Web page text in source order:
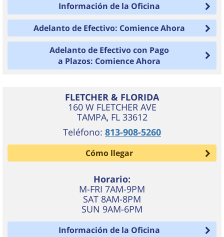
Información de la Oficina
Adelanto de Efectivo: Comience Ahora
Adelanto de Efectivo con Pago
a Plazos: Comience Ahora
FLETCHER & FLORIDA
160 W FLETCHER AVE
TAMPA, FL 33612
Teléfono: 813-908-5260
Cómo llegar
Horario:
M-FRI 7AM-9PM
SAT 8AM-8PM
SUN 9AM-6PM
Información de la Oficina